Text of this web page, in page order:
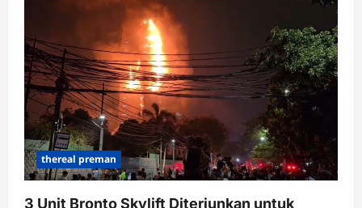
thereal preman
3 Unit Bronto Skylift Diterjunkan untuk